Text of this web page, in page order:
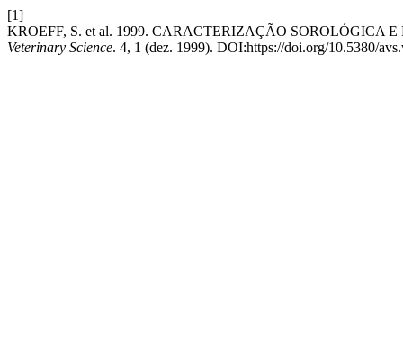
[1]
KROEFF, S. et al. 1999. CARACTERIZAÇÃO
Veterinary Science. 4, 1 (dez. 1999). DOI:https://doi.org/10.5380/